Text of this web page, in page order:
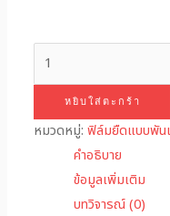
หยิบใส่ตะกร้า
หมวดหมู่:ฟิล์มยืดแบบพัน
คำอธิบาย
ข้อมูลเพิ่มเติม
บทวิจารณ์ (0)